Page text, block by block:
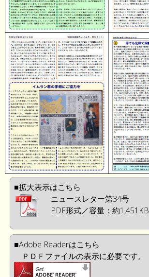
■拡大表示はこちら
ニュースレター第34号
PDF形式／容量：約1,451KB
■Adobe Readerはこちら
ＰＤＦファイルの表示に必要です。